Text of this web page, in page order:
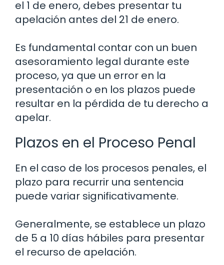
el 1 de enero, debes presentar tu
apelación antes del 21 de enero.
Es fundamental contar con un buen
asesoramiento legal durante este
proceso, ya que un error en la
presentación o en los plazos puede
resultar en la pérdida de tu derecho a
apelar.
Plazos en el Proceso Penal
En el caso de los procesos penales, el
plazo para recurrir una sentencia
puede variar significativamente.
Generalmente, se establece un plazo
de 5 a 10 días hábiles para presentar
el recurso de apelación.